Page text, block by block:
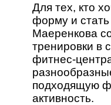
Для тех, кто
форму и
Маеренкова
тренировки в
фитнес-
подходящую
активность.